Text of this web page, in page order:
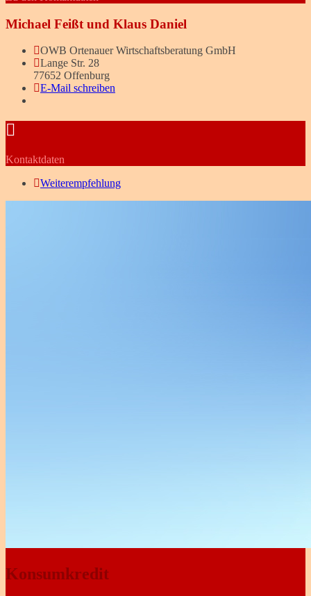
Michael Feißt und Klaus Daniel
OWB Ortenauer Wirtschaftsberatung GmbH
Lange Str. 28
77652 Offenburg
E-Mail schreiben
Kontaktdaten
Weiterempfehlung
Konsumkredit